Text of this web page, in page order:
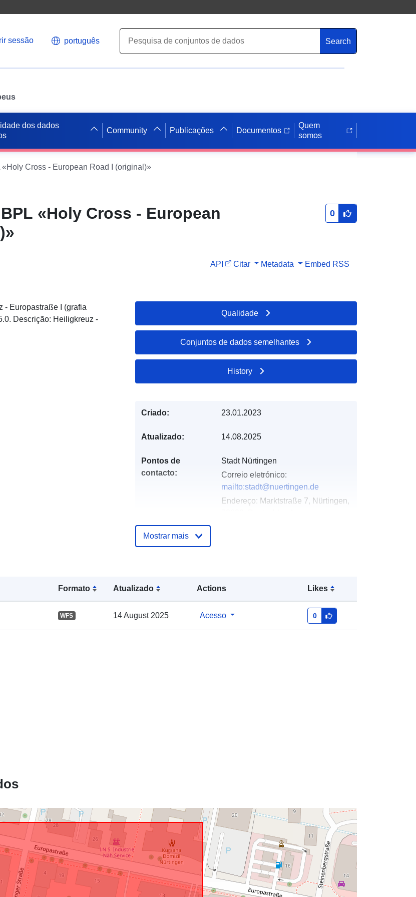
sessão português Search
dos dados
Community Publicações Documentos
Quem
somos
Cross - European Road I (original)»
«Holy Cross - European
0
API Citar Metadata Embed RSS
- Europastraße I (grafia
Descrição: Heiligkreuz -
Formato Atualizado Actions Likes
WFS 14 August 2025 Acesso 0
Qualidade
Conjuntos de dados semelhantes
History
Criado: 23.01.2023
Atualizado: 14.08.2025
Pontos de
contacto:
Stadt Nürtingen
Correio eletrónico:
mailto:stadt@nuertingen.de
Endereço: Marktstraße 7, Nürtingen,
August 2026
Espacial: Coordenadas:
48.628794 ], [ 9.338783, 48.628794
Mostrar mais